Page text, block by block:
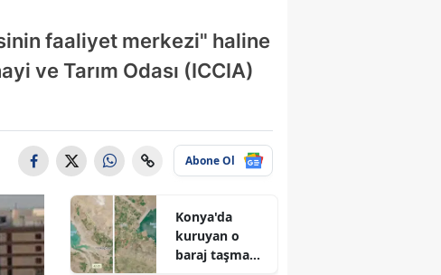
faaliyet merkezi" haline
ve Tarım Odası (ICCIA)
Abone Ol
Konya'da
kuruyan o
baraj taşma